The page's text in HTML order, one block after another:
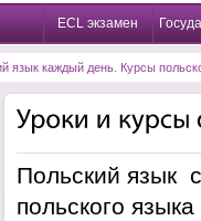
ECL экзамен
язык каждый день. Курсы
Польский язык
польского